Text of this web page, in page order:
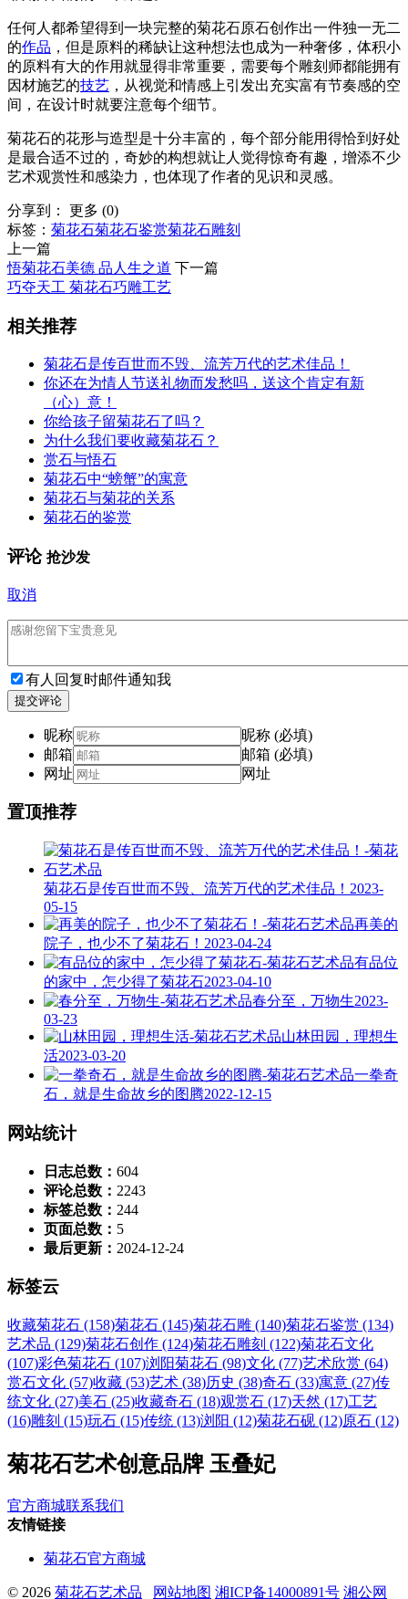
任何人都希望得到一块完整的菊花石原石创作出一件独一无二
的作品 ，但是原料的稀缺让这种想法也成为一种奢侈，体积小
的原料有大的作用就显得非常重要，需要每个雕刻师都能拥有
因材施艺的技艺 ，从视觉和情感上引发出充实富有节奏感的空
间，在设计时就要注意每个细节。
菊花石的花形与造型是十分丰富的，每个部分能用得恰到好处
是最合适不过的，奇妙的构想就让人觉得惊奇有趣，增添不少
艺术观赏性和感染力，也体现了作者的见识和灵感。
分享到： 更多 (0)
标签： 菊花石菊花石鉴赏菊花石雕刻
上一篇
悟菊花石美德 品人生之道 下一篇
巧夺天工 菊花石巧雕工艺
相关推荐
菊花石是传百世而不毁、流芳万代的艺术佳品！
你还在为情人节送礼物而发愁吗，送这个肯定有新
（心）意！
你给孩子留菊花石了吗？
为什么我们要收藏菊花石？
赏石与悟石
菊花石中“螃蟹”的寓意
菊花石与菊花的关系
菊花石的鉴赏
评论 抢沙发
取消
有人回复时邮件通知我
提交评论
昵称
昵称 (必填)
邮箱
邮箱 (必填)
网址
网址
置顶推荐
菊花石是传百世而不毁、流芳万代的艺术佳品！ 2023-
05-15
再美的
院子，也少不了菊花石！ 2023-04-24
有品位
的家中，怎少得了菊花石2023-04-10
春分至，万物生2023-
03-23
山林田园，理想生
活2023-03-20
一拳奇
石，就是生命故乡的图腾2022-12-15
网站统计
日志总数： 604
评论总数： 2243
标签总数： 244
页面总数： 5
最后更新： 2024-12-24
标签云
收藏菊花石 (158)菊花石 (145)菊花石雕 (140)菊花石鉴赏 (134)
艺术品 (129)菊花石创作 (124)菊花石雕刻 (122)菊花石文化
(107)彩色菊花石 (107)浏阳菊花石 (98)文化 (77)艺术欣赏 (64)
赏石文化 (57)收藏 (53)艺术 (38)历史 (38)奇石 (33)寓意 (27)传
统文化 (27)美石 (25)收藏奇石 (18)观赏石 (17)天然 (17)工艺
(16)雕刻 (15)玩石 (15)传统 (13)浏阳 (12)菊花石砚 (12)原石 (12)
菊花石艺术创意品牌 玉叠妃
官方商城联系我们
友情链接
菊花石官方商城
© 2026 菊花石艺术品 网站地图 湘ICP备14000891号 湘公网